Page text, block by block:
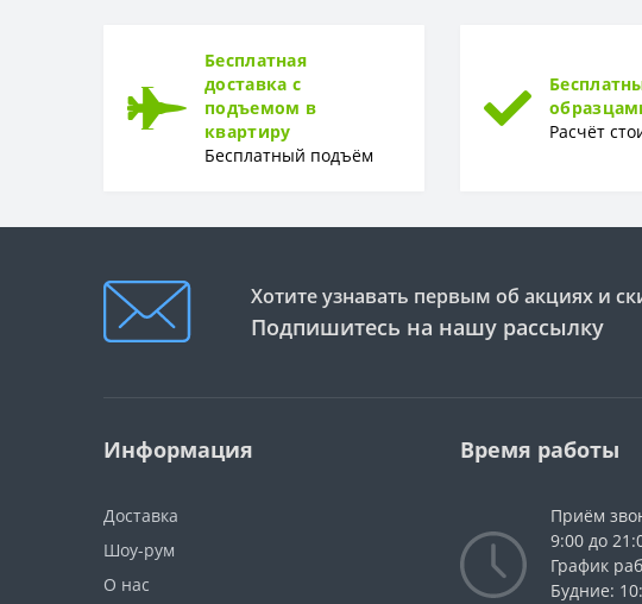
ФОРМА
Форма
Бесплатная
доставка с
подъемом в
квартиру
Бесплатный подъём
Расчёт
Хотите узнавать первым об акциях и
Подпишитесь на нашу рассылку
Информация
Доставка
Шоу-рум
О нас
Время работы
Приём
9:00 до
График
Будние: